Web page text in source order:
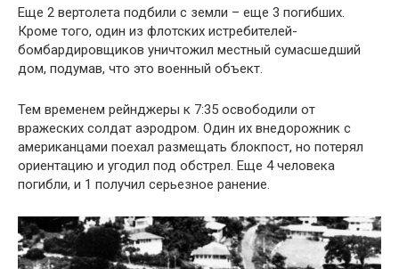
Еще 2 вертолета подбили с земли – еще 3 погибших.
Кроме того, один из флотских истребителей-
бомбардировщиков уничтожил местный сумасшедший
дом, подумав, что это военный объект.
Тем временем рейнджеры к 7:35 освободили от
вражеских солдат аэродром. Один их внедорожник с
американцами поехал размещать блокпост, но потерял
ориентацию и угодил под обстрел. Еще 4 человека
погибли, и 1 получил серьезное ранение.